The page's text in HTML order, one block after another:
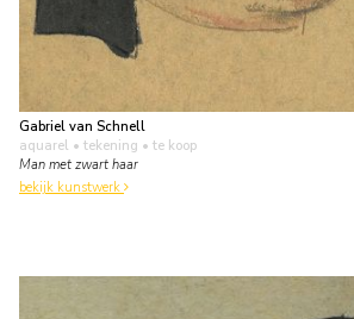
Gabriel van Schnell
aquarel • tekening • te koop
Man met zwart haar
bekijk kunstwerk